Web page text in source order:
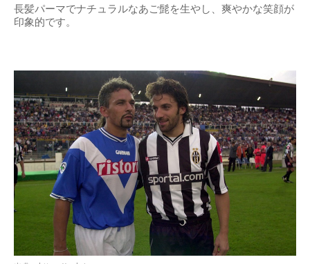
長髪パーマでナチュラルなあご髭を生やし、爽やかな笑顔が
印象的です。